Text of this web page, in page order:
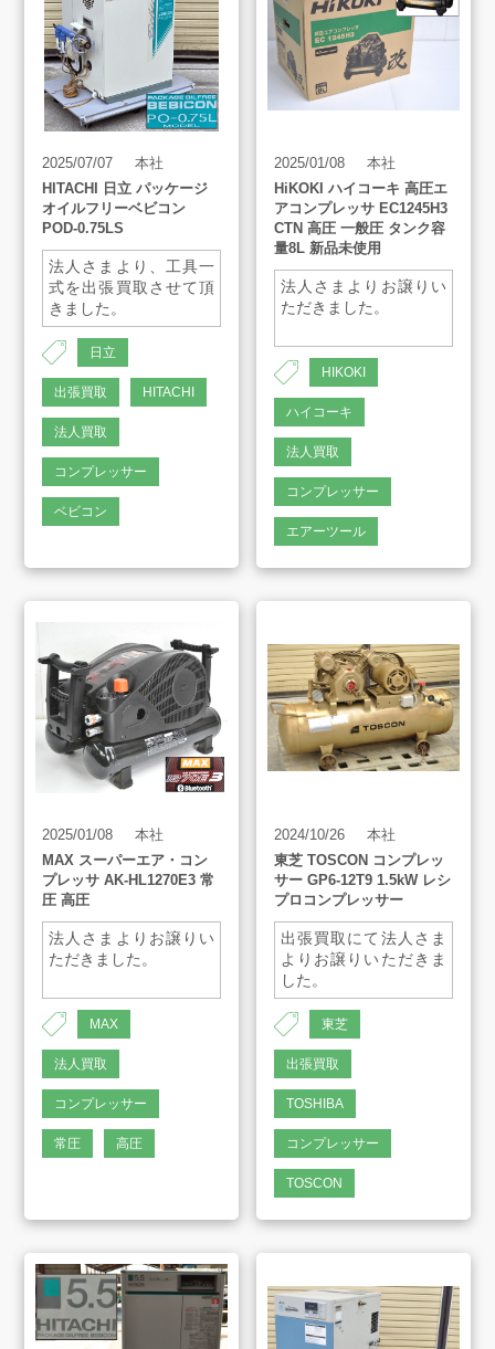
お知らせ
AMESYO MAGAGINE
アート工芸事業部/アメプリ！
お問合せ
プライバシーポリシー
古物営業法に基づく表示
サイトマップ
2025/07/07
本社
HITACHI 日立 パッケージ
オイルフリーベビコン
POD-0.75LS
法人さまより、工具一
式を出張買取させて頂
きました。
日立
出張買取 HITACHI
法人買取
コンプレッサー
ベビコン
2025/01/08
本社
HiKOKI ハイコーキ 高圧エ
アコンプレッサ EC1245H3
CTN 高圧 一般圧 タンク容
量8L 新品未使用
法人さまよりお譲りい
ただきました。
HIKOKI
ハイコーキ
法人買取
コンプレッサー
エアーツール
2025/01/08
本社
MAX スーパーエア・コン
プレッサ AK-HL1270E3 常
圧 高圧
法人さまよりお譲りい
ただきました。
MAX
法人買取
コンプレッサー
常圧 高圧
2024/10/26
本社
東芝 TOSCON コンプレッ
サー GP6-12T9 1.5kW レシ
プロコンプレッサー
出張買取にて法人さま
よりお譲りいただきま
した。
東芝
出張買取
TOSHIBA
コンプレッサー
TOSCON